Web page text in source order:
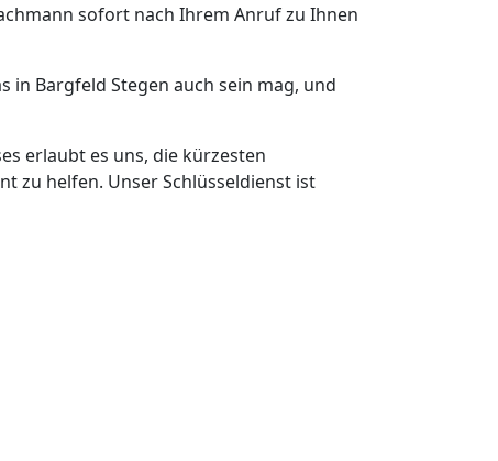
sofort nach Ihrem Anruf zu Ihnen
in Bargfeld Stegen auch sein mag, und
erlaubt es uns, die kürzesten
zu helfen. Unser Schlüsseldienst ist